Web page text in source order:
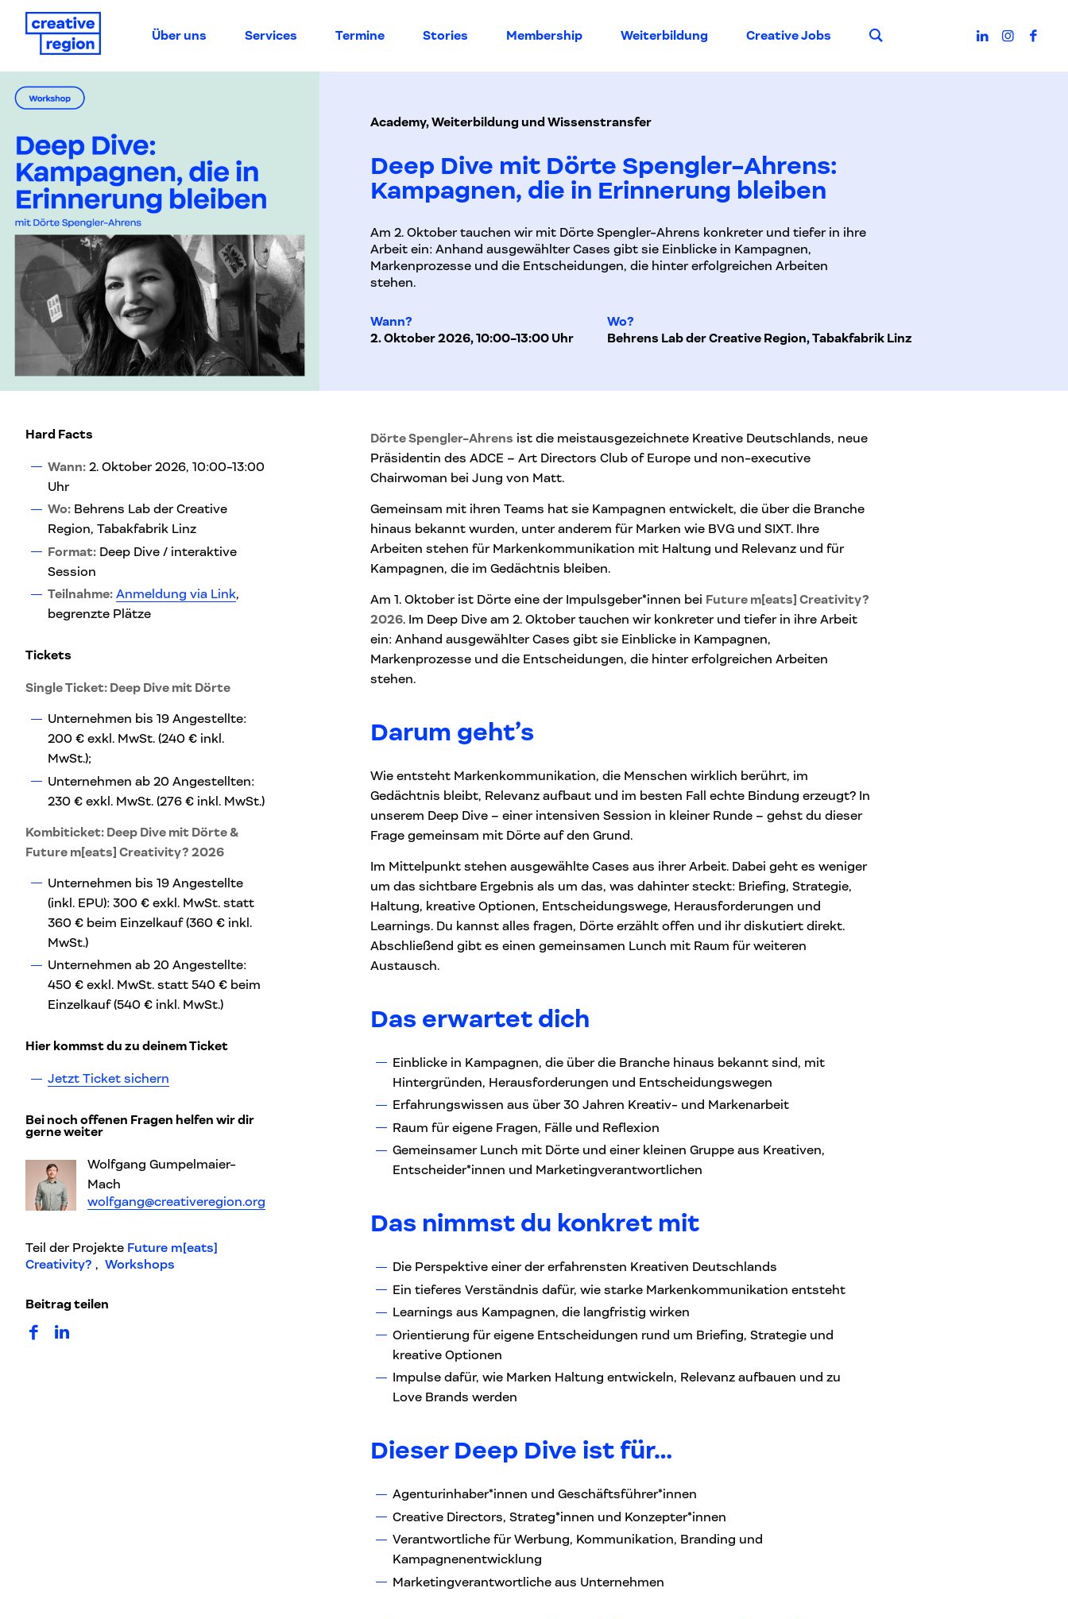
Über uns Services Termine Stories Membership Weiterbildung Creative Jobs Suche
Academy, Weiterbildung und Wissenstransfer
Deep Dive mit Dörte Spengler-Ahrens:
Kampagnen, die in Erinnerung bleiben
Am 2. Oktober tauchen wir mit Dörte Spengler-Ahrens konkreter und tiefer in ihre
Arbeit ein: Anhand ausgewählter Cases gibt sie Einblicke in Kampagnen,
Markenprozesse und die Entscheidungen, die hinter erfolgreichen Arbeiten
stehen.
Wann?
2. Oktober 2026, 10:00-13:00 Uhr
Wo?
Behrens Lab der Creative Region, Tabakfabrik Linz
Hard Facts
Wann: 2. Oktober 2026, 10:00-13:00
Uhr
Wo: Behrens Lab der Creative
Region, Tabakfabrik Linz
Format: Deep Dive / interaktive
Session
Teilnahme: Anmeldung via Link,
begrenzte Plätze
Tickets
Single Ticket: Deep Dive mit Dörte
Unternehmen bis 19 Angestellte:
200 € exkl. MwSt. (240 € inkl.
MwSt.);
Unternehmen ab 20 Angestellten:
230 € exkl. MwSt. (276 € inkl. MwSt.)
Kombiticket: Deep Dive mit Dörte &
Future m[eats] Creativity? 2026
Unternehmen bis 19 Angestellte
(inkl. EPU): 300 € exkl. MwSt. statt
360 € beim Einzelkauf (360 € inkl.
MwSt.)
Unternehmen ab 20 Angestellte:
450 € exkl. MwSt. statt 540 € beim
Einzelkauf (540 € inkl. MwSt.)
Hier kommst du zu deinem Ticket
Jetzt Ticket sichern
Bei noch offenen Fragen helfen wir dir
gerne weiter
Wolfgang Gumpelmaier-
Mach
wolfgang@creativeregion.org
Teil der Projekte Future m[eats]
Creativity? , Workshops
Beitrag teilen
auf Facebook teilen
auf LinkedIn teilen
Dörte Spengler-Ahrens ist die meistausgezeichnete Kreative Deutschlands, neue
Präsidentin des ADCE – Art Directors Club of Europe und non-executive
Chairwoman bei Jung von Matt.
Gemeinsam mit ihren Teams hat sie Kampagnen entwickelt, die über die Branche
hinaus bekannt wurden, unter anderem für Marken wie BVG und SIXT. Ihre
Arbeiten stehen für Markenkommunikation mit Haltung und Relevanz und für
Kampagnen, die im Gedächtnis bleiben.
Am 1. Oktober ist Dörte eine der Impulsgeber*innen bei Future m[eats] Creativity?
2026. Im Deep Dive am 2. Oktober tauchen wir konkreter und tiefer in ihre Arbeit
ein: Anhand ausgewählter Cases gibt sie Einblicke in Kampagnen,
Markenprozesse und die Entscheidungen, die hinter erfolgreichen Arbeiten
stehen.
Darum geht’s
Wie entsteht Markenkommunikation, die Menschen wirklich berührt, im
Gedächtnis bleibt, Relevanz aufbaut und im besten Fall echte Bindung erzeugt? In
unserem Deep Dive – einer intensiven Session in kleiner Runde – gehst du dieser
Frage gemeinsam mit Dörte auf den Grund.
Im Mittelpunkt stehen ausgewählte Cases aus ihrer Arbeit. Dabei geht es weniger
um das sichtbare Ergebnis als um das, was dahinter steckt: Briefing, Strategie,
Haltung, kreative Optionen, Entscheidungswege, Herausforderungen und
Learnings. Du kannst alles fragen, Dörte erzählt offen und ihr diskutiert direkt.
Abschließend gibt es einen gemeinsamen Lunch mit Raum für weiteren
Austausch.
Das erwartet dich
Einblicke in Kampagnen, die über die Branche hinaus bekannt sind, mit
Hintergründen, Herausforderungen und Entscheidungswegen
Erfahrungswissen aus über 30 Jahren Kreativ- und Markenarbeit
Raum für eigene Fragen, Fälle und Reflexion
Gemeinsamer Lunch mit Dörte und einer kleinen Gruppe aus Kreativen,
Entscheider*innen und Marketingverantwortlichen
Das nimmst du konkret mit
Die Perspektive einer der erfahrensten Kreativen Deutschlands
Ein tieferes Verständnis dafür, wie starke Markenkommunikation entsteht
Learnings aus Kampagnen, die langfristig wirken
Orientierung für eigene Entscheidungen rund um Briefing, Strategie und
kreative Optionen
Impulse dafür, wie Marken Haltung entwickeln, Relevanz aufbauen und zu
Love Brands werden
Dieser Deep Dive ist für…
Agenturinhaber*innen und Geschäftsführer*innen
Creative Directors, Strateg*innen und Konzepter*innen
Verantwortliche für Werbung, Kommunikation, Branding und
Kampagnenentwicklung
Marketingverantwortliche aus Unternehmen